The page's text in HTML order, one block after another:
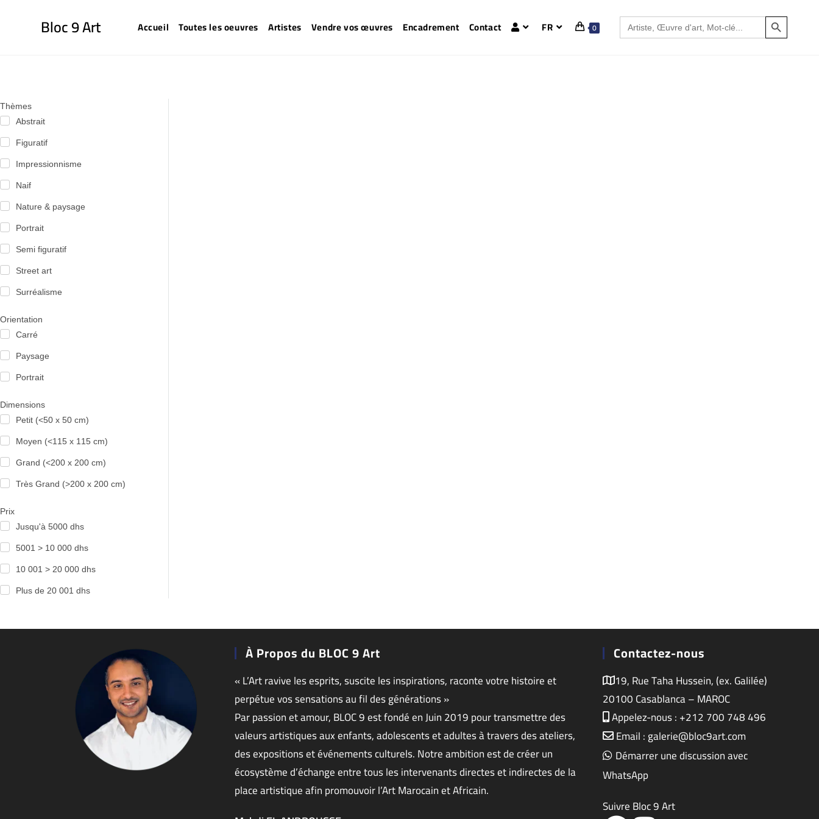
Bloc 9 Art Accueil Toutes les oeuvres Artistes Vendre vos œuvres Encadrement Contact FR 0
for:
SEARCH BUTTON
Thèmes
Abstrait
Figuratif
Impressionnisme
Naif
Nature & paysage
Portrait
Semi figuratif
Street art
Surréalisme
Orientation
Carré
Paysage
Portrait
Dimensions
Petit (<50 x 50 cm)
Moyen (<115 x 115 cm)
Grand (<200 x 200 cm)
Très Grand (>200 x 200 cm)
Prix
Jusqu'à 5000 dhs
5001 > 10 000 dhs
10 001 > 20 000 dhs
Plus de 20 001 dhs
À Propos du BLOC 9 Art
« L’Art ravive les esprits, suscite les inspirations, raconte votre histoire et
perpétue vos sensations au fil des générations »
Par passion et amour, BLOC 9 est fondé en Juin 2019 pour transmettre des
valeurs artistiques aux enfants, adolescents et adultes à travers des ateliers,
des expositions et événements culturels. Notre ambition est de créer un
écosystème d’échange entre tous les intervenants directes et indirectes de la
place artistique afin promouvoir l’Art Marocain et Africain.
Contactez-nous
19, Rue Taha Hussein, (ex. Galilée)
20100 Casablanca – MAROC
Appelez-nous : +212 700 748 496
Email : galerie@bloc9art.com
Démarrer une discussion avec
WhatsApp
Suivre Bloc 9 Art